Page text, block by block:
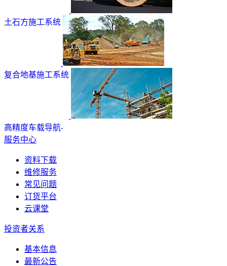
土石方施工系统
复合地基施工系统
高精度车载导航
服务中心
资料下载
维修服务
常见问题
订货平台
云课堂
投资者关系
基本信息
最新公告